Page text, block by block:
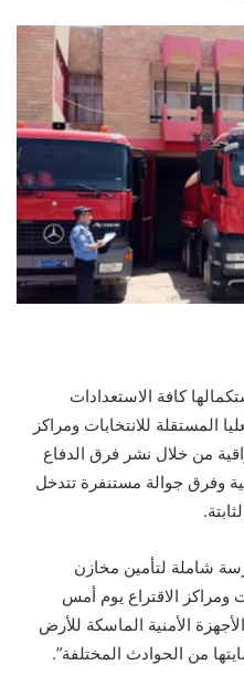
كافة الاستعدادات
المستقلة للانتخابات ومراكز
من خلال نشر فرق الدفاع
وفرق جوالة مستنفرة تتدخل
شاملة لتأمين مخازن
ومراكز الاقتراع يوم أمس
الأمنية الماسكة للأرض
من الحوادث المختلفة”.